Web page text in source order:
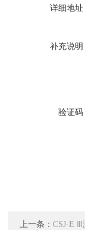
详细地址
补充说明
验证码
上一条： CSJ-E